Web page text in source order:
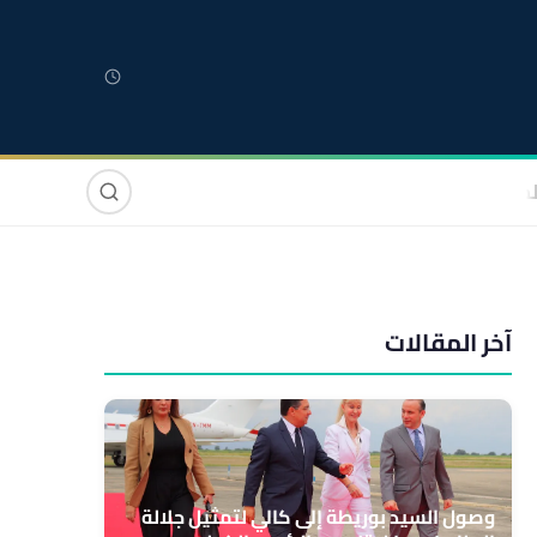
صوت وصورة
آخر المقالات
وصول السيد بوريطة إلى كالي لتمثيل جلالة